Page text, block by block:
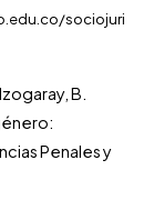
sociojuri
B.
Penales y